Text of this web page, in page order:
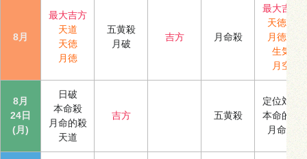
8月
最大吉方
天道
天徳
月徳
五黄殺
月破
吉方 月命殺
最大吉方
天徳合
月徳合
生気
月空
8月
24日
(月)
日破
本命殺
月命的殺
天道
吉方 五黄殺
定位対冲
本命的殺
月命殺